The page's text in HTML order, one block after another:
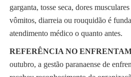
garganta, tosse seca, dores
vômitos, diarreia ou rouquidão é
atendimento médico o quanto antes.
REFERÊNCIA NO
outubro, a gestão paranaense de